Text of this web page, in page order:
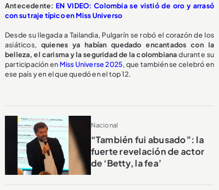
Antecedente: EN VIDEO: Colombia se vistió de oro y arrasó
con su traje típico en Miss Universo
Desde su llegada a Tailandia, Pulgarín se robó el corazón de los
asiáticos, quienes ya habían quedado encantados con la
belleza, el carisma y la seguridad de la colombianadurante su
participación en Miss Universe 2025, que también se celebró en
ese país y en el que quedó en el top 12.
Nacional
“También fui abusado”: la
fuerte revelación de actor
de ‘Betty, la fea’